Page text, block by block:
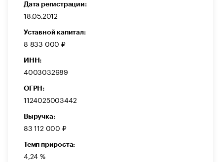
Дата регистрации:
18.05.2012
Уставной капитал:
8 833 000 ₽
ИНН:
4003032689
ОГРН:
1124025003442
Выручка:
83 112 000 ₽
Темп прироста:
4,24 %